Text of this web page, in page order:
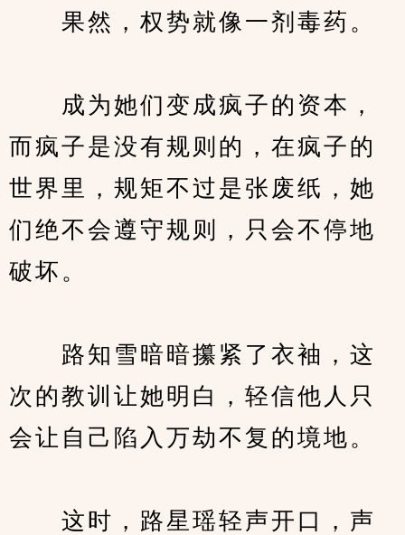
果然，权势就像一剂毒药。
成为她们变成疯子的资本，
而疯子是没有规则的，在疯子的
世界里，规矩不过是张废纸，她
们绝不会遵守规则，只会不停地
破坏。
路知雪暗暗攥紧了衣袖，这
次的教训让她明白，轻信他人只
会让自己陷入万劫不复的境地。
这时，路星瑶轻声开口，声